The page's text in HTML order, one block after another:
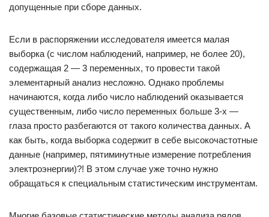
допущенные при сборе данных.
Если в распоряжении исследователя имеется малая
выборка (с числом наблюдений, например, не более 20),
содержащая 2 — 3 переменных, то провести такой
элементарный анализ несложно. Однако проблемы
начинаются, когда либо число наблюдений оказывается
существенным, либо число переменных больше 3-х —
глаза просто разбегаются от такого количества данных. А
как быть, когда выборка содержит в себе высокочастотные
данные (например, пятиминутные измерение потребления
электроэнергии)?! В этом случае уже точно нужно
обращаться к специальным статистическим инструментам.